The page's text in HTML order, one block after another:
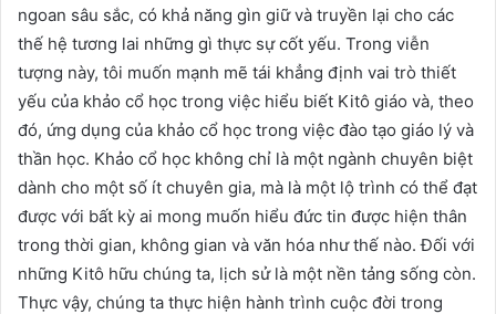
ngoan sâu sắc, có khả năng gìn giữ và truyền lại cho các
thế hệ tương lai những gì thực sự cốt yếu. Trong viễn
tượng này, tôi muốn mạnh mẽ tái khẳng định vai trò thiết
yếu của khảo cổ học trong việc hiểu biết Kitô giáo và, theo
đó, ứng dụng của khảo cổ học trong việc đào tạo giáo lý và
thần học. Khảo cổ học không chỉ là một ngành chuyên biệt
dành cho một số ít chuyên gia, mà là một lộ trình có thể đạt
được với bất kỳ ai mong muốn hiểu đức tin được hiện thân
trong thời gian, không gian và văn hóa như thế nào. Đối với
những Kitô hữu chúng ta, lịch sử là một nền tảng sống còn.
Thực vậy, chúng ta thực hiện hành trình cuộc đời trong